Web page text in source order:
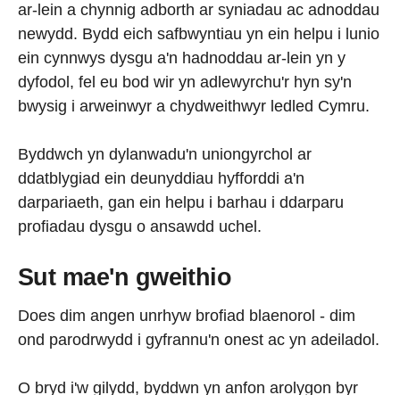
ar-lein a chynnig adborth ar syniadau ac adnoddau
newydd. Bydd eich safbwyntiau yn ein helpu i lunio
ein cynnwys dysgu a'n hadnoddau ar-lein yn y
dyfodol, fel eu bod wir yn adlewyrchu'r hyn sy'n
bwysig i arweinwyr a chydweithwyr ledled Cymru.
Byddwch yn dylanwadu'n uniongyrchol ar
ddatblygiad ein deunyddiau hyfforddi a'n
darpariaeth, gan ein helpu i barhau i ddarparu
profiadau dysgu o ansawdd uchel.
Sut mae'n gweithio
Does dim angen unrhyw brofiad blaenorol - dim
ond parodrwydd i gyfrannu'n onest ac yn adeiladol.
O bryd i'w gilydd, byddwn yn anfon arolygon byr